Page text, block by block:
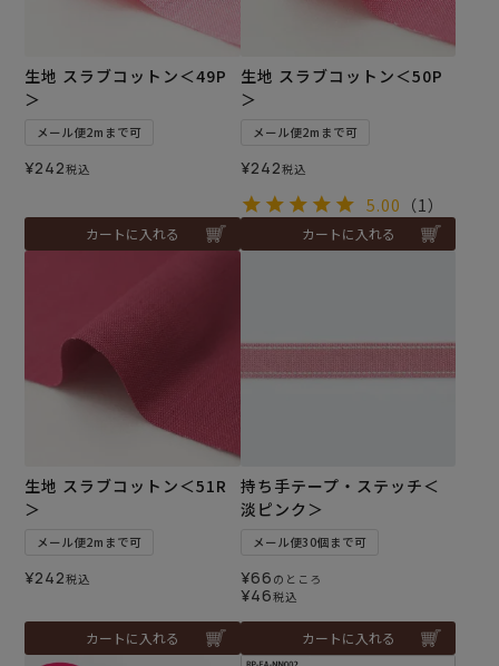
生地 スラブコットン＜49P
＞
メール便2mまで可
¥242税込
カートに入れる
生地 スラブコットン＜50P
＞
メール便2mまで可
¥242税込
5.00 （1）
カートに入れる
生地 スラブコットン＜51R
＞
メール便2mまで可
¥242税込
カートに入れる
持ち手テープ・ステッチ＜
淡ピンク＞
メール便30個まで可
¥66 のところ
¥46税込
カートに入れる